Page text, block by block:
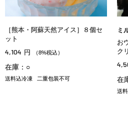
［熊本・阿蘇天然アイス］８個セ
ット
4,104 円 （8%税込）
在庫：○
送料込冷凍 二重包装不可
ミ
お
ク
在
送